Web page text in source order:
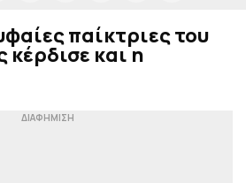
παίκτριες του
κέρδισε και η